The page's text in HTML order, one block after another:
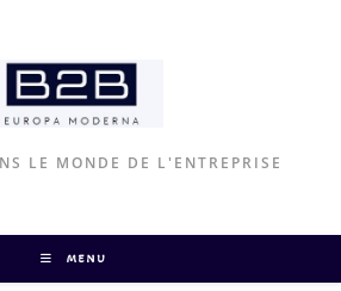
LE MONDE DE L'ENTREPRISE
MENU